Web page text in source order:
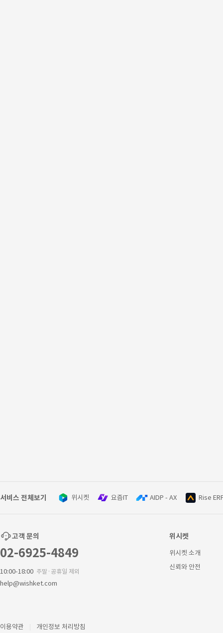
서비스 전체보기 위시켓 요즘IT AIDP - AX Rise
고객 문의
02-6925-4849
10:00-18:00 주말·공휴일 제외
help@wishket.com
위시켓
위시켓 소개
신뢰와 안전
이용약관 개인정보 처리방침